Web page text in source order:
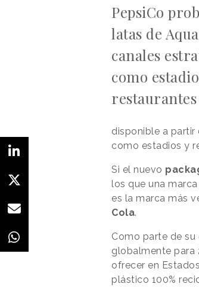
PepsiCo
latas de
canales
como
restaurantes
disponible a partir
como estadios y
Si el nuevo
los que una
es la marca más
Cola.
Como parte de
globalmente para
ofrecer en
plástico 100%